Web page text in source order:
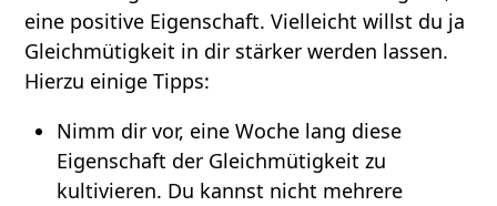
eine positive Eigenschaft. Vielleicht willst du ja
Gleichmütigkeit in dir stärker werden lassen.
Hierzu einige Tipps:
Nimm dir vor, eine Woche lang diese
Eigenschaft der Gleichmütigkeit zu
kultivieren. Du kannst nicht mehrere